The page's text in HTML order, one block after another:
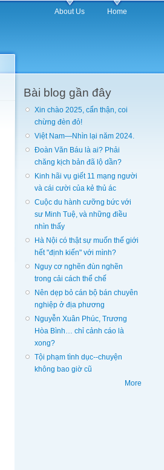
About Us Home
Bài blog gần đây
Xin chào 2025, cẩn thận, coi
chừng đèn đỏ!
Việt Nam—Nhìn lại năm 2024.
Đoàn Văn Báu là ai? Phải
chăng kịch bản đã lộ dần?
Kinh hãi vụ giết 11 mạng người
và cái cười của kẻ thủ ác
Cuộc du hành cưỡng bức với
sư Minh Tuệ, và những điều
nhìn thấy
Hà Nội có thật sự muốn thế giới
hết "định kiến" với mình?
Nguy cơ nghẽn đùn nghẽn
trong cải cách thể chế
Nên dẹp bỏ cán bộ bán chuyên
nghiệp ở địa phương
Nguyễn Xuân Phúc, Trương
Hòa Bình… chỉ cảnh cáo là
xong?
Tội phạm tình dục--chuyện
không bao giờ cũ
More